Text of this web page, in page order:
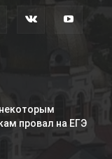
провал на ЕГЭ